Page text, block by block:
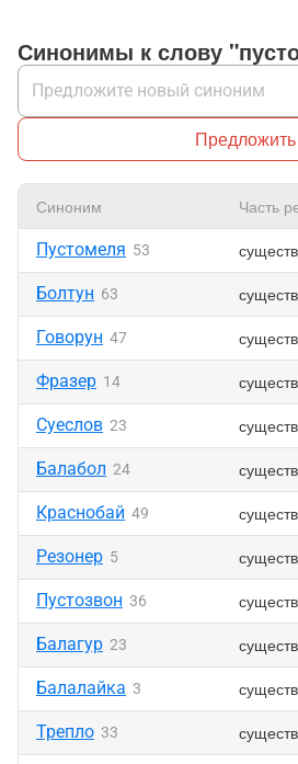
Синонимы к слову
Предложить
Синоним Часть
Пустомеля 53
Болтун 63
Говорун 47
Фразер 14
Суеслов 23
Балабол 24
Краснобай 49
Резонер 5
Пустозвон 36
Балагур 23
Балалайка 3
Трепло 33